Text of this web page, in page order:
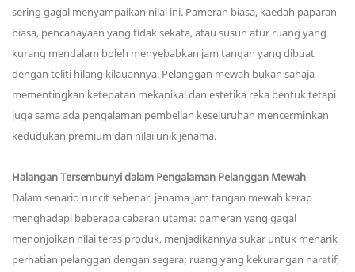
sering gagal menyampaikan nilai ini. Pameran biasa, kaedah paparan
biasa, pencahayaan yang tidak sekata, atau susun atur ruang yang
kurang mendalam boleh menyebabkan jam tangan yang dibuat
dengan teliti hilang kilauannya. Pelanggan mewah bukan sahaja
mementingkan ketepatan mekanikal dan estetika reka bentuk tetapi
juga sama ada pengalaman pembelian keseluruhan mencerminkan
kedudukan premium dan nilai unik jenama.
Halangan Tersembunyi dalam Pengalaman Pelanggan Mewah
Dalam senario runcit sebenar, jenama jam tangan mewah kerap
menghadapi beberapa cabaran utama: pameran yang gagal
menonjolkan nilai teras produk, menjadikannya sukar untuk menarik
perhatian pelanggan dengan segera; ruang yang kekurangan naratif,